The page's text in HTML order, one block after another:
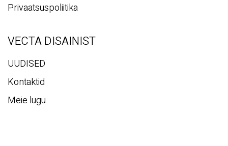
Privaatsuspoliitika
VECTA DISAINIST
UUDISED
Kontaktid
Meie lugu